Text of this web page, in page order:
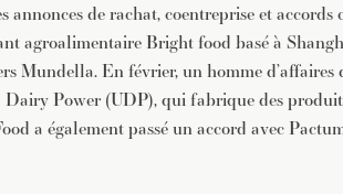
annonces de rachat, coentreprise et accords
agroalimentaire Bright food basé à
Mundella. En février, un homme d’affaires
Power (UDP), qui fabrique des
a également passé un accord avec